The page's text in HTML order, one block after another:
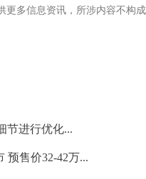
更多信息资讯，所涉内容不构
节进行优化...
预售价32-42万...